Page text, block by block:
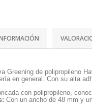
Greening de polipropileno
en general. Con su alta
con polipropileno,
Con un ancho de 48 mm y